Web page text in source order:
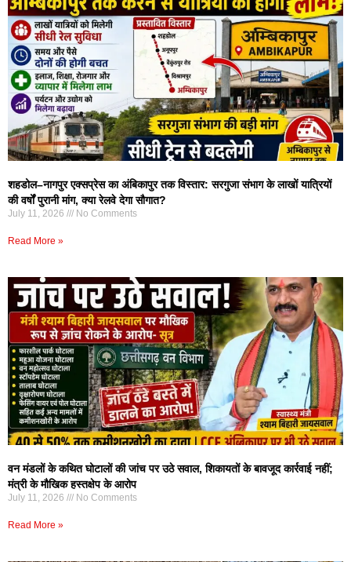
शहडोल–नागपुर एक्सप्रेस का अंबिकापुर तक विस्तार: सरगुजा संभाग के लाखों यात्रियों
की वर्षों पुरानी मांग, क्या रेलवे देगा सौगात?
July 11, 2026 No Comments
Read More »
वन मंडलों के कथित घोटालों की जांच पर उठे सवाल, शिकायतों के बावजूद कार्रवाई नहीं;
मंत्री के मौखिक हस्तक्षेप के आरोप
July 11, 2026 No Comments
Read More »